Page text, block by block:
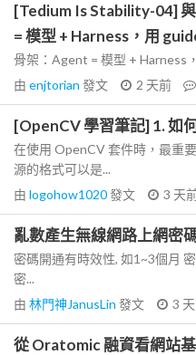
[Tedium Is Stability-04]
= 模型 + Harness，用
骨架：Agent = 模型 + Harness
由 enjtorian 發文 2 天前
[OpenCV 學習筆記] 1. 如
在使用 OpenCV 套件時，最重
源的格式可以是...
由 logohow1020發文 3 天
亂數產生無線網路上網密
密碼開通有時效性, 如1~3個月
密...
由 林門神JanusLin 發文 3
從 Oratomic 融資看網站